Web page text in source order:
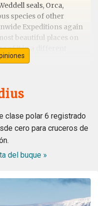
seals, Orca,
species of other
Expeditions again
beautiful places on
of it in a different
to end. We were
and how right
and expedition
educated and made it
Drakes passage
clase polar 6 registrado
cero para cruceros de
del buque »